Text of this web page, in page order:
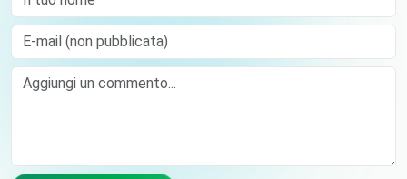
E-mail (non pubblicata)
Comment